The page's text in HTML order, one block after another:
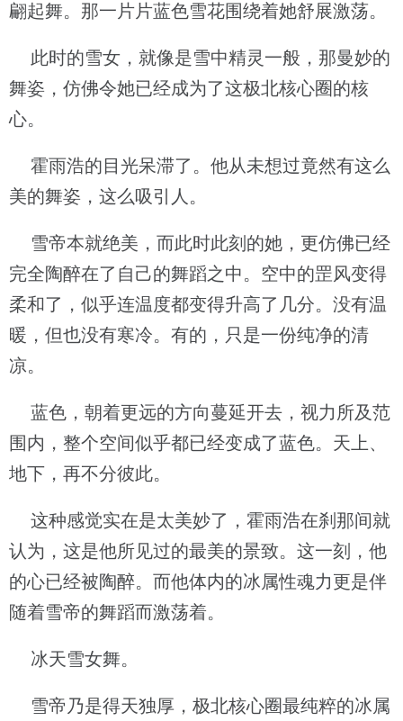
翩起舞。那一片片蓝色雪花围绕着她舒展激荡。
此时的雪女，就像是雪中精灵一般，那曼妙的
舞姿，仿佛令她已经成为了这极北核心圈的核
心。
霍雨浩的目光呆滞了。他从未想过竟然有这么
美的舞姿，这么吸引人。
雪帝本就绝美，而此时此刻的她，更仿佛已经
完全陶醉在了自己的舞蹈之中。空中的罡风变得
柔和了，似乎连温度都变得升高了几分。没有温
暖，但也没有寒冷。有的，只是一份纯净的清
凉。
蓝色，朝着更远的方向蔓延开去，视力所及范
围内，整个空间似乎都已经变成了蓝色。天上、
地下，再不分彼此。
这种感觉实在是太美妙了，霍雨浩在刹那间就
认为，这是他所见过的最美的景致。这一刻，他
的心已经被陶醉。而他体内的冰属性魂力更是伴
随着雪帝的舞蹈而激荡着。
冰天雪女舞。
雪帝乃是得天独厚，极北核心圈最纯粹的冰属